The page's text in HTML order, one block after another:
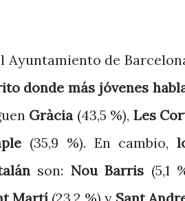
de
donde más jóvenes
Gràcia(43,5 %), Les
(35,9 %). En cambio,
son: Nou Barris (5,1